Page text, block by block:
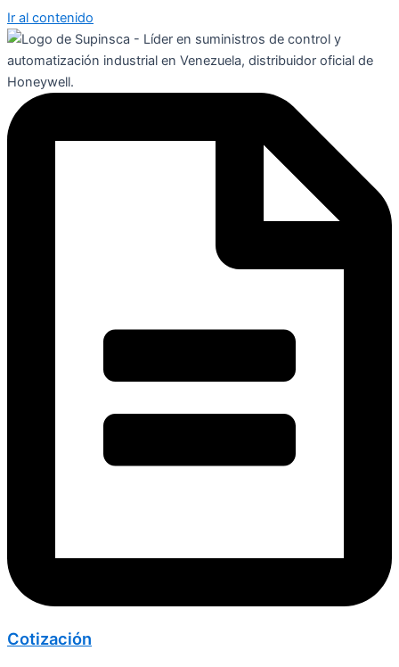
Ir al contenido
Cotización